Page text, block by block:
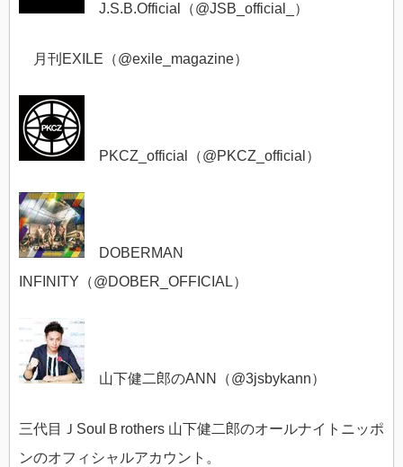
J.S.B.Official（@JSB_official_）
月刊EXILE（@exile_magazine）
PKCZ_official（@PKCZ_official）
DOBERMAN
INFINITY（@DOBER_OFFICIAL）
山下健二郎のANN（@3jsbykann）
三代目ＪSoulＢrothers 山下健二郎のオールナイトニッポ
ンのオフィシャルアカウント。